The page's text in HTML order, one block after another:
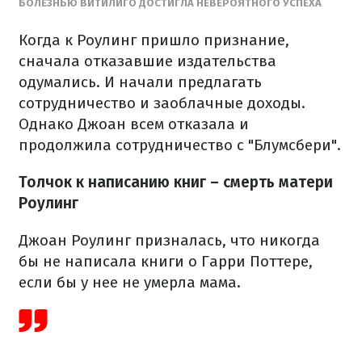
БОЛЕЗНЬЮ ВИТИЛИГО ДОСТИГЛА НЕВЕРОЯТНОГО УСПЕХА
Когда к Роулинг пришло признание,
сначала отказавшие издательства
одумались. И начали предлагать
сотрудничество и заоблачные доходы.
Однако Джоан всем отказала и
продолжила сотрудничество с "Блумсбери".
Толчок к написанию книг – смерть матери
Роулинг
Джоан Роулинг призналась, что никогда
бы не написала книги о Гарри Поттере,
если бы у нее не умерла мама.